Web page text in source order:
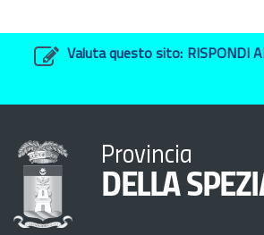
Valuta questo sito: RISPONDI
Provincia
DELLA